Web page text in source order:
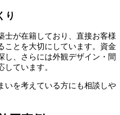
り
士が在籍しており、直接お客様
ことを大切にしています。資金
し、さらには外観デザイン・間
ています。
いを考えている方にも相談しや